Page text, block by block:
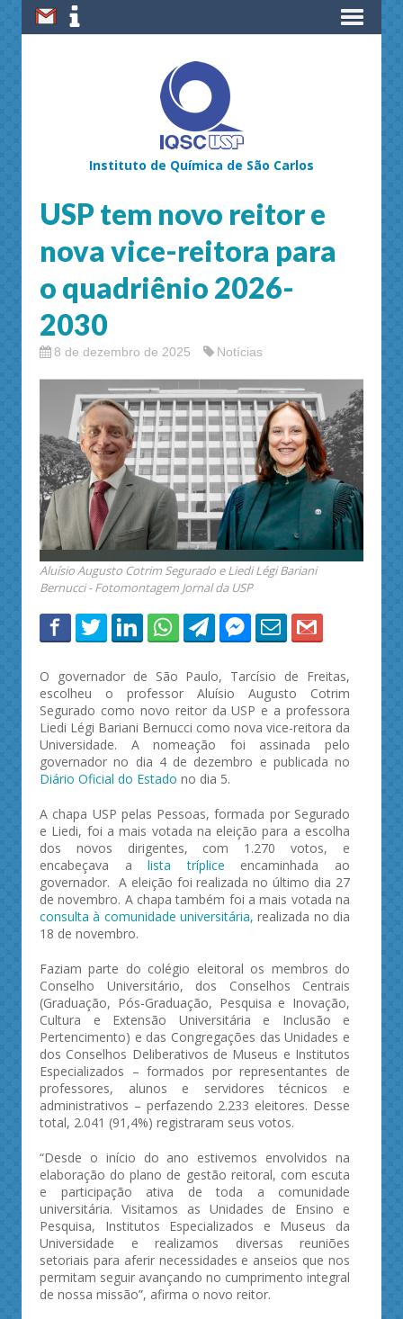
Instituto de Química de São Carlos
USP tem novo reitor e
nova vice-reitora para
o quadriênio 2026-
2030
8 de dezembro de 2025 Notícias
Aluísio Augusto Cotrim Segurado e Liedi Légi Bariani
Bernucci - Fotomontagem Jornal da USP
O governador de São Paulo, Tarcísio de Freitas,
escolheu o professor Aluísio Augusto Cotrim
Segurado como novo reitor da USP e a professora
Liedi Légi Bariani Bernucci como nova vice-reitora da
Universidade. A nomeação foi assinada pelo
governador no dia 4 de dezembro e publicada no
Diário Oficial do Estado no dia 5.
A chapa USP pelas Pessoas, formada por Segurado
e Liedi, foi a mais votada na eleição para a escolha
dos novos dirigentes, com 1.270 votos, e
encabeçava alista tríplice encaminhada ao
governador. A eleição foi realizada no último dia 27
de novembro. A chapa também foi a mais votada na
consulta à comunidade universitária, realizada no dia
18 de novembro.
Faziam parte do colégio eleitoral os membros do
Conselho Universitário, dos Conselhos Centrais
(Graduação, Pós-Graduação, Pesquisa e Inovação,
Cultura e Extensão Universitária e Inclusão e
Pertencimento) e das Congregações das Unidades e
dos Conselhos Deliberativos de Museus e Institutos
Especializados – formados por representantes de
professores, alunos e servidores técnicos e
administrativos – perfazendo 2.233 eleitores. Desse
total, 2.041 (91,4%) registraram seus votos.
“Desde o início do ano estivemos envolvidos na
elaboração do plano de gestão reitoral, com escuta
e participação ativa de toda a comunidade
universitária. Visitamos as Unidades de Ensino e
Pesquisa, Institutos Especializados e Museus da
Universidade e realizamos diversas reuniões
setoriais para aferir necessidades e anseios que nos
permitam seguir avançando no cumprimento integral
de nossa missão”, afirma o novo reitor.